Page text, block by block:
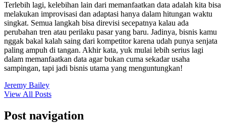
Terlebih lagi, kelebihan lain dari memanfaatkan data adalah kita bisa
melakukan improvisasi dan adaptasi hanya dalam hitungan waktu
singkat. Semua langkah bisa direvisi secepatnya kalau ada
perubahan tren atau perilaku pasar yang baru. Jadinya, bisnis kamu
nggak bakal kalah saing dari kompetitor karena udah punya senjata
paling ampuh di tangan. Akhir kata, yuk mulai lebih serius lagi
dalam memanfaatkan data agar bukan cuma sekadar usaha
sampingan, tapi jadi bisnis utama yang menguntungkan!
Jeremy Bailey
View All Posts
Post navigation